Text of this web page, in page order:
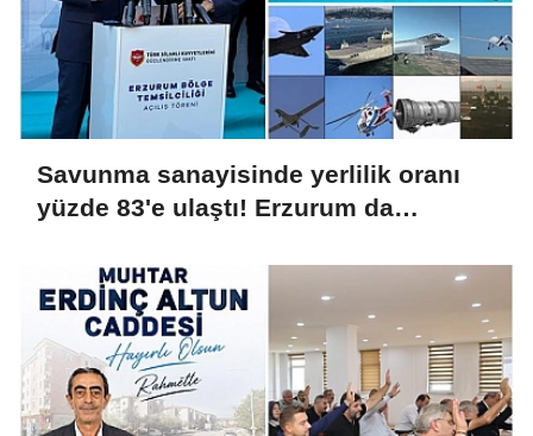
Savunma sanayisinde yerlilik oranı
yüzde 83'e ulaştı! Erzurum da